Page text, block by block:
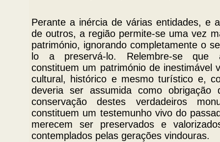
Perante a inércia de várias entidades, e
de outros, a região permite-se uma vez
património, ignorando completamente o
lo a preservá-lo. Relembre-se que
constituem um património de inestimável
cultural, histórico e mesmo turístico e,
deveria ser assumida como
conservação destes verdadeiros
constituem um testemunho vivo do
merecem ser preservados e
contemplados pelas gerações vindouras.